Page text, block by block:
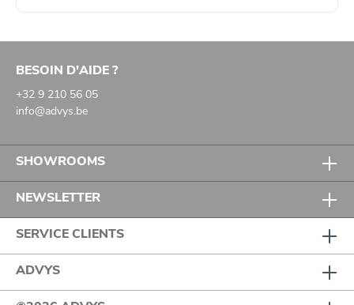
BESOIN D'AIDE ?
+32 9 210 56 05
info@advys.be
SHOWROOMS
NEWSLETTER
SERVICE CLIENTS
ADVYS